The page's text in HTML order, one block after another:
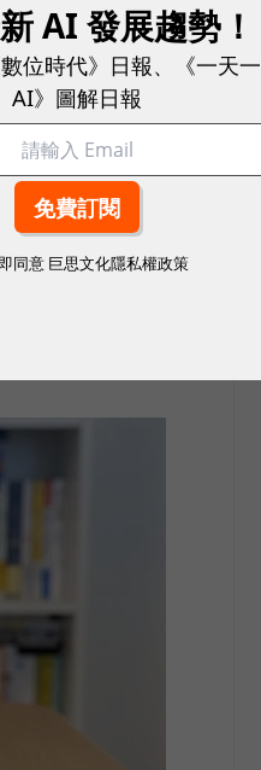
料搜尋、內容
硬體跟得上生
到如何將 AI
Prestige 14
PC 架
力，讓 AI
AI 發展趨勢！
位時代》日報、《一天一
AI》圖解日報
同意 巨思文化隱私權政策